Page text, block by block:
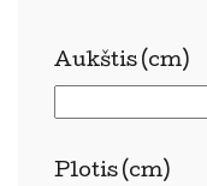
Aukštis (cm)
Plotis (cm)